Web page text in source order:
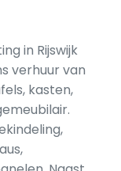
in Rijswijk
verhuur van
kasten,